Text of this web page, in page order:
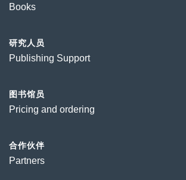
Books
研究人员
Publishing Support
图书馆员
Pricing and ordering
合作伙伴
Partners